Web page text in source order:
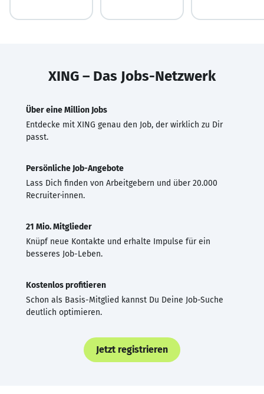
XING – Das Jobs-Netzwerk
Über eine Million Jobs
Entdecke mit XING genau den Job, der wirklich zu Dir
passt.
Persönliche Job-Angebote
Lass Dich finden von Arbeitgebern und über 20.000
Recruiter·innen.
21 Mio. Mitglieder
Knüpf neue Kontakte und erhalte Impulse für ein
besseres Job-Leben.
Kostenlos profitieren
Schon als Basis-Mitglied kannst Du Deine Job-Suche
deutlich optimieren.
Jetzt registrieren